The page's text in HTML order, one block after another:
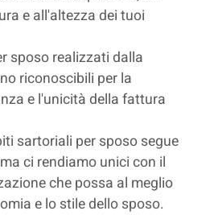
e all'altezza dei tuoi
sposo realizzati dalla
riconoscibili per la
e l'unicità della fattura
sartoriali per sposo segue
ci rendiamo unici con il
che possa al meglio
e lo stile dello sposo.